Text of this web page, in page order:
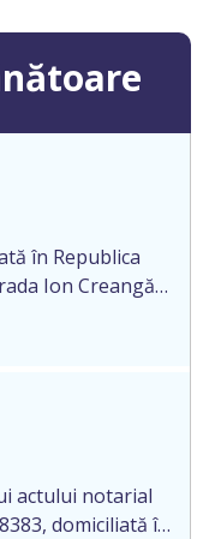
în Republica
Ion Creangă
Orhei,
legal nr.
RM.
actului notarial
domiciliată în